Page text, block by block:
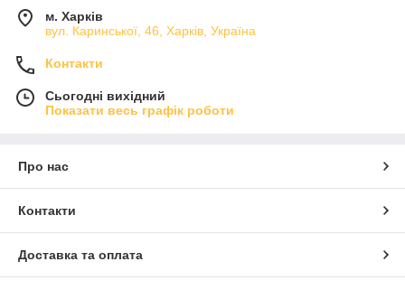
м. Харків
вул. Каринської, 46, Харків, Україна
Контакти
Сьогодні вихідний
Показати весь графік роботи
Про нас
Контакти
Доставка та оплата